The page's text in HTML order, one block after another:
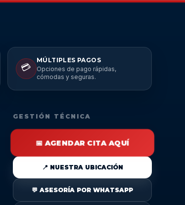
💳
MÚLTIPLES PAGOS
Opciones de pago rápidas,
cómodas y seguras.
GESTIÓN TÉCNICA
📅 AGENDAR CITA AQUÍ
📍 NUESTRA UBICACIÓN
💬 ASESORÍA POR WHATSAPP